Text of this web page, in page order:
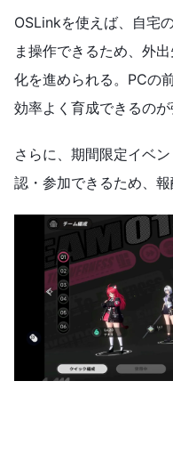
OSLinkを使えば、自宅
ま操作できるため、外
化を進められる。PCの
効率よく育成できるのが
さらに、期間限定イベ
認・参加できるため、報